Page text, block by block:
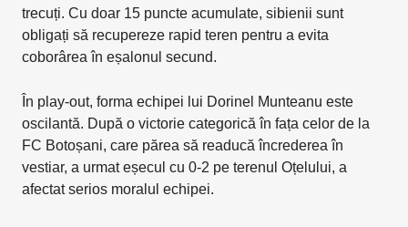
trecuți. Cu doar 15 puncte acumulate, sibienii sunt
obligați să recupereze rapid teren pentru a evita
coborârea în eșalonul secund.
În play-out, forma echipei lui Dorinel Munteanu este
oscilantă. După o victorie categorică în fața celor de la
FC Botoșani, care părea să readucă încrederea în
vestiar, a urmat eșecul cu 0-2 pe terenul Oțelului, a
afectat serios moralul echipei.